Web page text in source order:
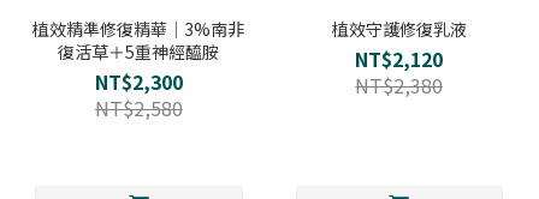
植效精準修復精華｜3%南非
復活草＋5重神經醯胺
NT$2,300
NT$2,580
植效守護修復乳液
NT$2,120
NT$2,380